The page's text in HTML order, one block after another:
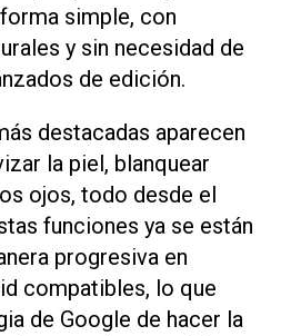
simple, con
y sin necesidad de
de edición.
destacadas aparecen
la piel, blanquear
ojos, todo desde el
funciones ya se están
progresiva en
compatibles, lo que
de Google de hacer la